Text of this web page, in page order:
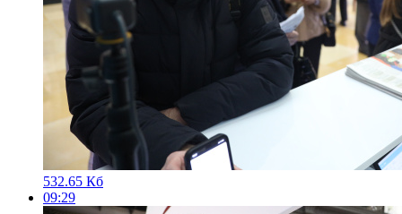
532.65 Кб
09:29